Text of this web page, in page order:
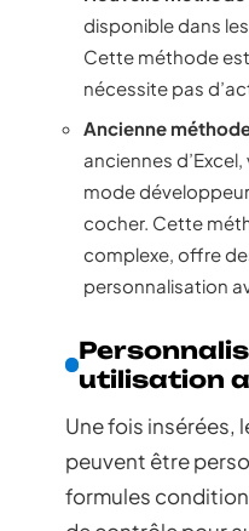
disponible dans
Cette méthode
nécessite pas
Ancienne
anciennes
mode
cocher. Cette
complexe, offre
personnalisation
utilisation
Une fois insérées,
peuvent être
formules